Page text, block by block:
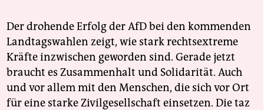
Der drohende Erfolg der AfD bei den kommenden
Landtagswahlen zeigt, wie stark rechtsextreme
Kräfte inzwischen geworden sind. Gerade jetzt
braucht es Zusammenhalt und Solidarität. Auch
und vor allem mit den Menschen, die sich vor Ort
für eine starke Zivilgesellschaft einsetzen. Die taz